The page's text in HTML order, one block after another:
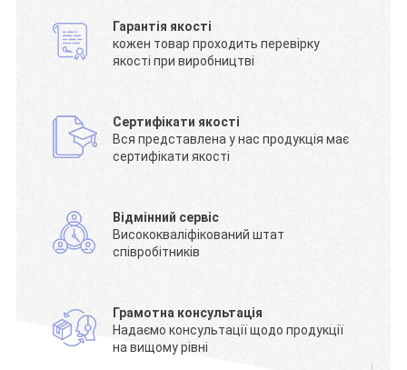
Гарантія якості
кожен товар проходить перевірку
якості при виробництві
Сертифікати якості
Вся представлена у нас продукція має
сертифікати якості
Відмінний сервіс
Висококваліфікований штат
співробітників
Грамотна консультація
Надаємо консультації щодо продукції
на вищому рівні